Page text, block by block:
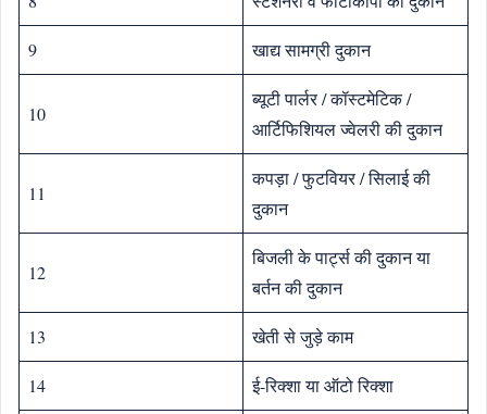
9 खाद्य सामग्री दुकान
10
ब्यूटी पार्लर / कॉस्टमेटिक /
आर्ट‍िफ‍िश‍ियल ज्‍वेलरी की दुकान
11
कपड़ा / फुटव‍ियर / स‍िलाई की
दुकान
12
ब‍िजली के पार्ट्स की दुकान या
बर्तन की दुकान
13 खेती से जुड़े काम
14 ई-र‍िक्‍शा या ऑटो र‍िक्‍शा